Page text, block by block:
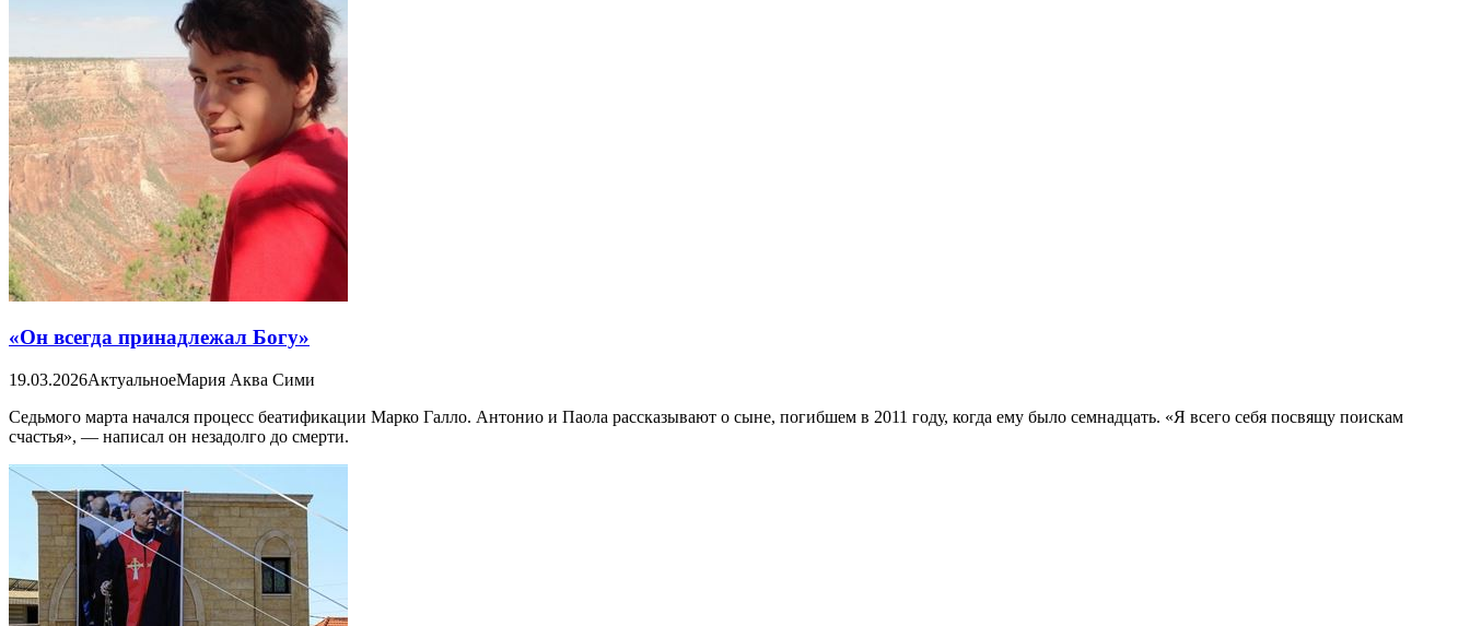
«Он всегда принадлежал Богу»
19.03.2026АктуальноеМария Аква Сими
Седьмого марта начался процесс беатификации Марко Галло. Антонио и Паола рассказывают о сыне, погибшем в 2011 году, когда ему было семнадцать. «Я всего себя посвящу поискам
счастья», — написал он незадолго до смерти.